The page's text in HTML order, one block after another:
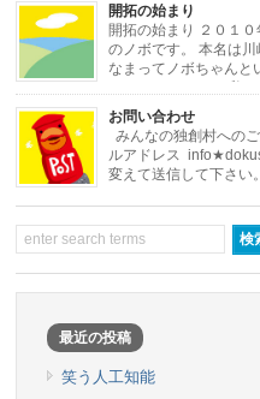
開拓の始まり
開拓の始まり ２０１
のノボです。 本名は
なまってノボちゃんと
にしました。 さて私
お問い合わせ
みんなの独創村への
ルアドレス
変えて送信して下さ
最近の投稿
笑う人工知能